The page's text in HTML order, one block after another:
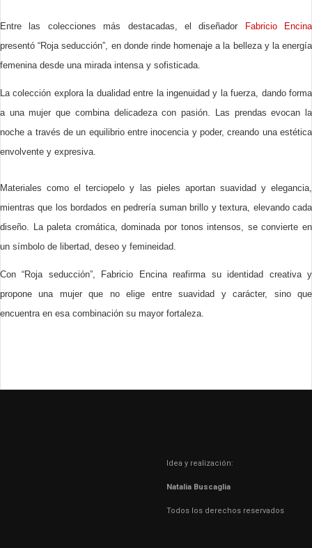
Entre las colecciones más destacadas, el diseñador
Fabricio Encina
presentó “Roja seducción”, en donde rinde homenaje a la belleza y la energía
femenina desde una mirada intensa y sofisticada.
La colección explora la dualidad entre la ingenuidad y la fuerza, dando forma
a una mujer que combina delicadeza con pasión. Las prendas evocan la
noche a través de un equilibrio entre inocencia y poder, creando una estética
envolvente y expresiva.
Materiales como el terciopelo y las pieles aportan suavidad y elegancia,
mientras que los bordados en pedrería suman brillo y textura, elevando cada
diseño. La paleta cromática, dominada por tonos intensos, se convierte en
un símbolo de libertad, deseo y femineidad.
Con “Roja seducción”, Fabricio Encina reafirma su identidad creativa y
propone una mujer que no elige entre suavidad y carácter, sino que
encuentra en esa combinación su mayor fortaleza.
Idea y realización:
Natalia Buscaglia
Todos los derechos reservados